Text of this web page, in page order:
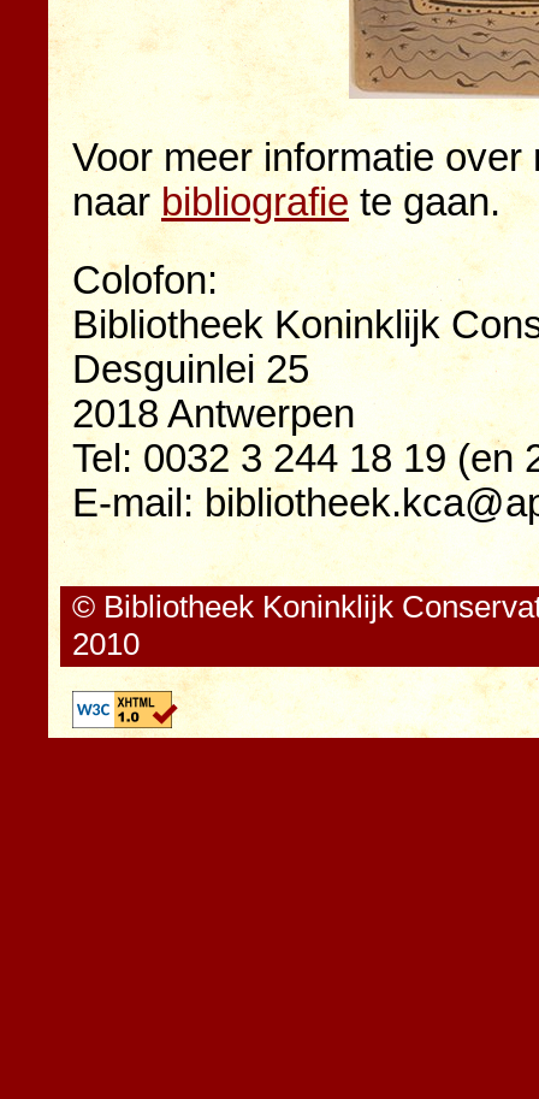
Voor meer informatie
naarbibliografiete gaan.
Colofon:
Bibliotheek Koninklijk
Desguinlei 25
2018 Antwerpen
Tel: 0032 3 244 18 19 (en
E-mail:
© Bibliotheek Koninklijk
2010